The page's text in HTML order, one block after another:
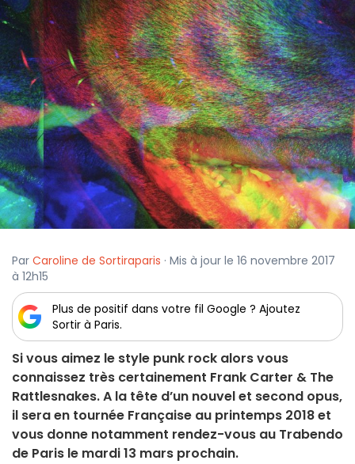
Par Caroline de Sortiraparis · Mis à jour le 16 novembre 2017
à 12h15
Plus de positif dans votre fil Google ? Ajoutez
Sortir à Paris.
Si vous aimez le style punk rock alors vous
connaissez très certainement Frank Carter & The
Rattlesnakes. A la tête d’un nouvel et second opus,
il sera en tournée Française au printemps 2018 et
vous donne notamment rendez-vous au Trabendo
de Paris le mardi 13 mars prochain.